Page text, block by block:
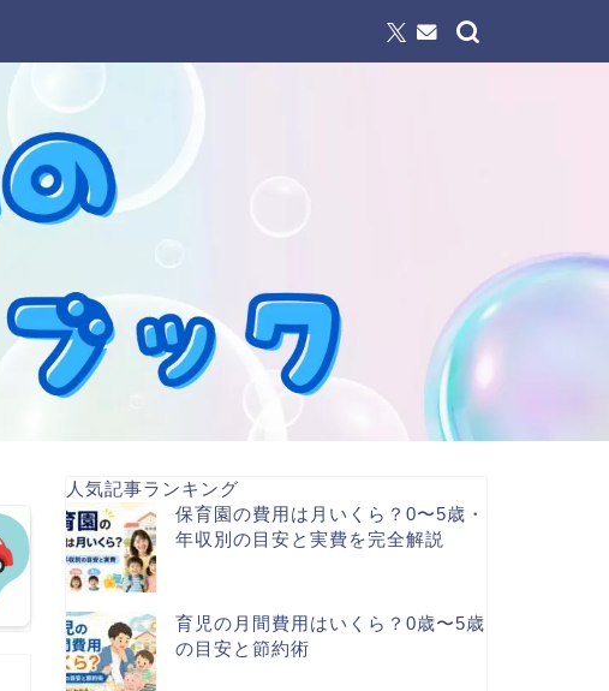
人気記事ランキング
保育園の費用は月いくら？0〜5歳・
年収別の目安と実費を完全解説
育児の月間費用はいくら？0歳〜5歳
の目安と節約術